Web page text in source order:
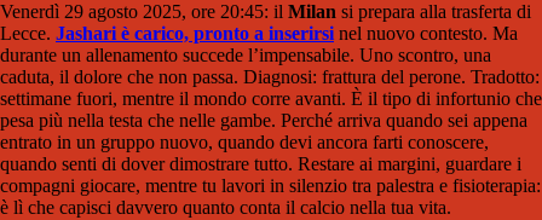
Venerdì 29 agosto 2025, ore 20:45: il Milan si prepara alla trasferta di
Lecce. Jashari è carico, pronto a inserirsi nel nuovo contesto. Ma
durante un allenamento succede l’impensabile. Uno scontro, una
caduta, il dolore che non passa. Diagnosi: frattura del perone. Tradotto:
settimane fuori, mentre il mondo corre avanti. È il tipo di infortunio che
pesa più nella testa che nelle gambe. Perché arriva quando sei appena
entrato in un gruppo nuovo, quando devi ancora farti conoscere,
quando senti di dover dimostrare tutto. Restare ai margini, guardare i
compagni giocare, mentre tu lavori in silenzio tra palestra e fisioterapia:
è lì che capisci davvero quanto conta il calcio nella tua vita.